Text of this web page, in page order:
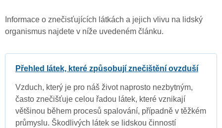
Informace o znečisťujících látkách a jejich vlivu na lidský
organismus najdete v níže uvedeném článku.
Přehled látek, které způsobují znečištění ovzduší
Vzduch, který je pro náš život naprosto nezbytným,
často znečišťuje celou řadou látek, které vznikají
většinou během procesů spalování, případně v těžkém
průmyslu. Škodlivých látek se lidskou činností